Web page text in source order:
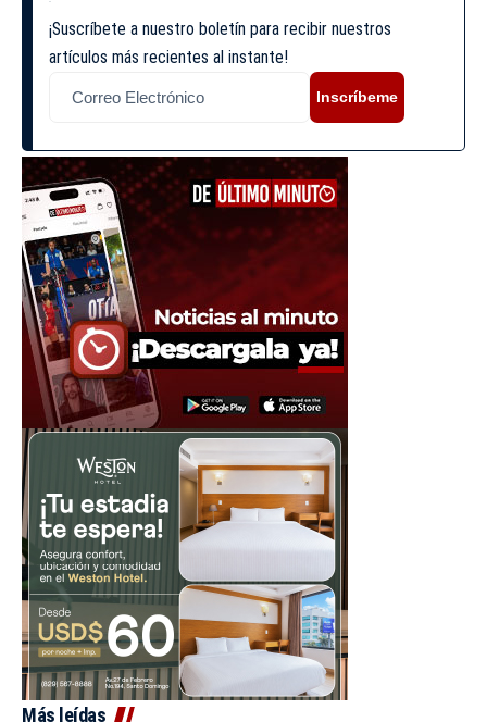
¡Suscríbete a nuestro boletín para recibir nuestros
artículos más recientes al instante!
Inscríbeme
Más leídas